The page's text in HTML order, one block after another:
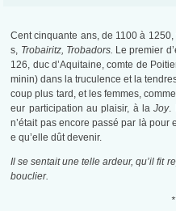
Cent cinquante ans, de 1100 à
s, Trobairitz, Trobadors. Le premier
126, duc d’Aquitaine, comte de
minin) dans la truculence et la
coup plus tard, et les femmes,
eur participation au plaisir, à laJoy.
n’était pas encore passé par là
e qu’elle dût devenir.
Il se sentait une telle ardeur, qu’il fit
bouclier.